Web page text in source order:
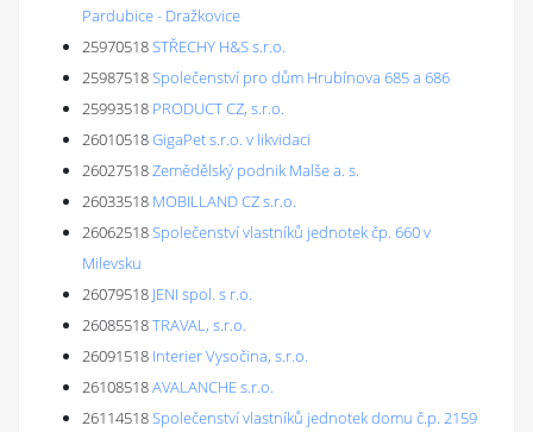
Pardubice - Dražkovice
25970518STŘECHY H&S s.r.o.
25987518Společenství pro dům Hrubínova 685 a 686
25993518 PRODUCT CZ, s.r.o.
26010518GigaPet s.r.o. v likvidaci
26027518Zemědělský podnik Malše a. s.
26033518 MOBILLAND CZ s.r.o.
26062518Společenství vlastníků jednotek čp. 660 v
Milevsku
26079518 JENI spol. s r.o.
26085518TRAVAL, s.r.o.
26091518 Interier Vysočina, s.r.o.
26108518AVALANCHE s.r.o.
26114518Společenství vlastníků jednotek domu č.p. 2159